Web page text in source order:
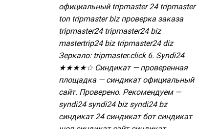
официальный tripmaster 24 tripmaster
ton tripmaster biz проверка заказа
tripmaster24 tripmaster24 biz
mastertrip24 biz tripmaster24 diz
Зеркало: tripmaster.click 6. Syndi24
★★★★☆ Синдикат — проверенная
площадка — синдикат официальный
сайт. Проверено. Рекомендуем —
syndi24 syndi24 biz syndi24 bz
синдикат 24 синдикат бот синдикат